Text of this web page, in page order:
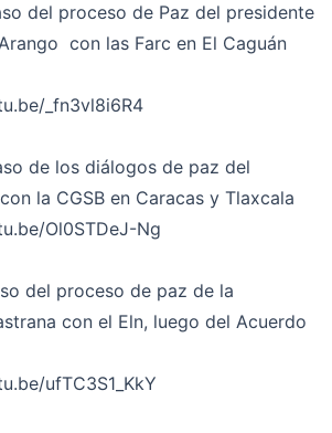
del proceso de Paz del presidente
con las Farc en El Caguán
_fn3vl8i6R4
de los diálogos de paz del
la CGSB en Caracas y Tlaxcala
Ol0STDeJ-Ng
del proceso de paz de la
con el Eln, luego del Acuerdo
ufTC3S1_KkY